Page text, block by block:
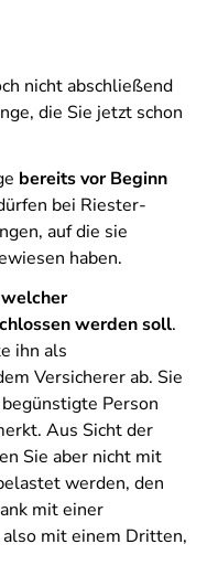
nicht abschließend
die Sie jetzt schon
bereits vor Beginn
bei Riester-
auf die sie
haben.
werden soll.
ihn als
Versicherer ab. Sie
Person
Aus Sicht der
Sie aber nicht mit
werden, den
mit einer
mit einem Dritten,